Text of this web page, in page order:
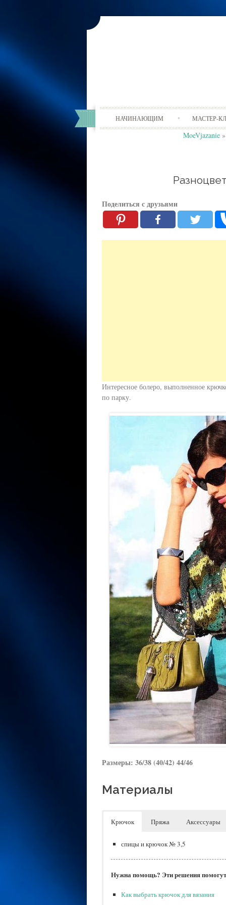
НАЧИНАЮЩИМ МАСТЕР-
MoeVjazanie»
Поделиться с друзьями
Интересное болеро, выполненное
по парку.
Размеры: 36/38 (40/42) 44/46
Материалы
Крючок Пряжа Аксессуары
спицы и крючок № 3,5
Нужна помощь? Эти решения
Как выбрать крючок для вязания